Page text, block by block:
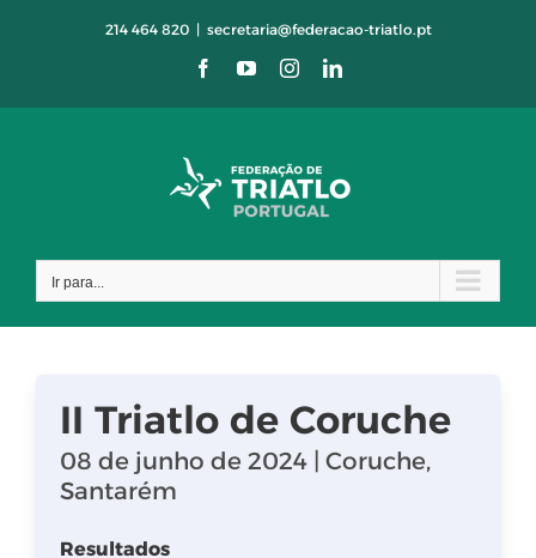
214 464 820 | secretaria@federacao-triatlo.pt
FacebookYouTubeInstagramLinkedIn
Ir para...